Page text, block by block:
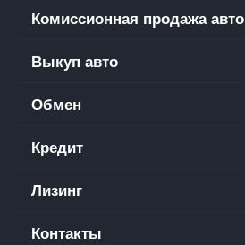
Комиссионная продажа авто
Выкуп авто
Обмен
Кредит
Лизинг
Контакты